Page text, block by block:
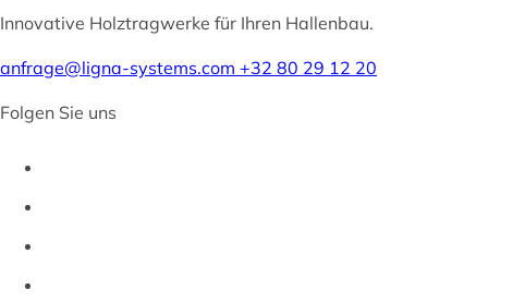
Innovative Holztragwerke für Ihren Hallenbau.
anfrage@ligna-systems.com +32 80 29 12 20
Folgen Sie uns